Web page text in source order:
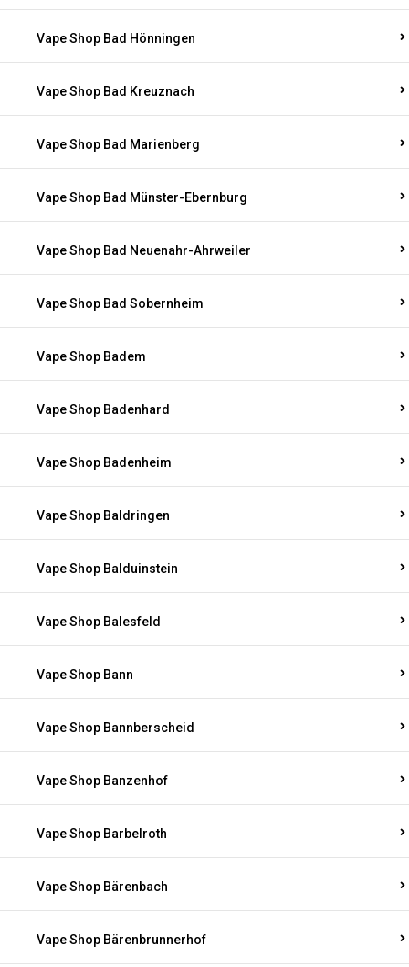
Vape Shop Bad Hönningen
Vape Shop Bad Kreuznach
Vape Shop Bad Marienberg
Vape Shop Bad Münster-Ebernburg
Vape Shop Bad Neuenahr-Ahrweiler
Vape Shop Bad Sobernheim
Vape Shop Badem
Vape Shop Badenhard
Vape Shop Badenheim
Vape Shop Baldringen
Vape Shop Balduinstein
Vape Shop Balesfeld
Vape Shop Bann
Vape Shop Bannberscheid
Vape Shop Banzenhof
Vape Shop Barbelroth
Vape Shop Bärenbach
Vape Shop Bärenbrunnerhof